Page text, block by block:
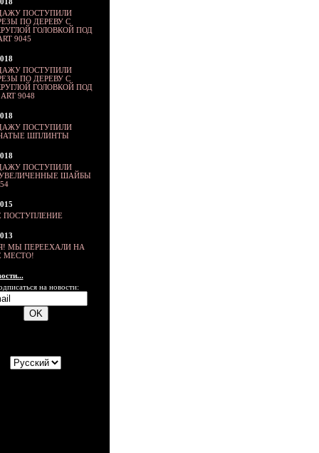
ПОСТУПИЛИ
ПО ДЕРЕВУ С
ГОЛОВКОЙ ПОД
9045
ПОСТУПИЛИ
ПО ДЕРЕВУ С
ГОЛОВКОЙ ПОД
9048
ПОСТУПИЛИ
ШПЛИНТЫ
ПОСТУПИЛИ
ШАЙБЫ
ПОСТУПЛЕНИЕ
МЫ ПЕРЕЕХАЛИ НА
МЕСТО!
на новости: